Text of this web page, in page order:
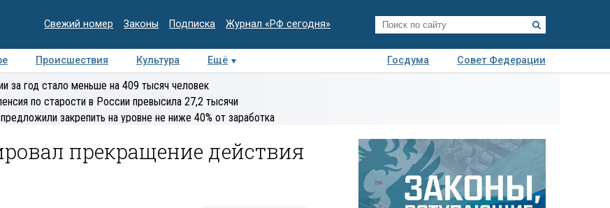
Свежий номер Законы Подписка Журнал «РФ сегодня»
Происшествия Культура Ещё Госдума
Совет Федерации
Медиацентр Интервью Колумнисты
за год стало меньше на 409 тысяч человек
по старости в России превысила 27,2 тысячи
закрепить на уровне не ниже 40% от заработка
прекращение действия